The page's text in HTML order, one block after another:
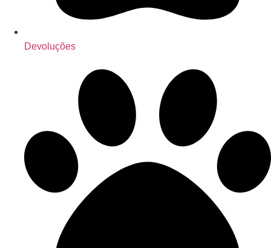
Devoluções